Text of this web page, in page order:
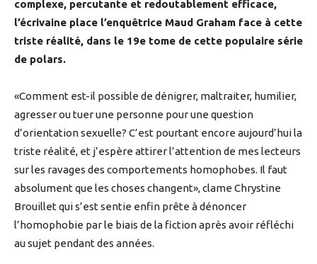
complexe, percutante et redoutablement efficace,
l’écrivaine place l’enquêtrice Maud Graham face à cette
triste réalité, dans le 19e tome de cette populaire série
de polars.
«Comment est-il possible de dénigrer, maltraiter, humilier,
agresser ou tuer une personne pour une question
d’orientation sexuelle? C’est pourtant encore aujourd’hui la
triste réalité, et j’espère attirer l’attention de mes lecteurs
sur les ravages des comportements homophobes. Il faut
absolument que les choses changent», clame Chrystine
Brouillet qui s’est sentie enfin prête à dénoncer
l’homophobie par le biais de la fiction après avoir réfléchi
au sujet pendant des années.